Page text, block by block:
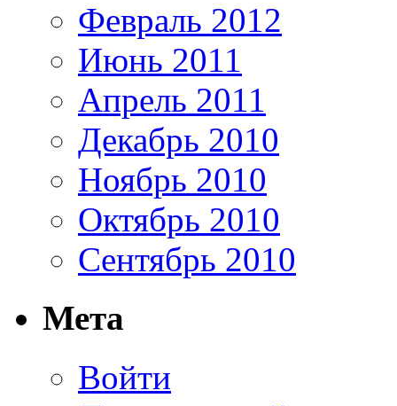
Февраль 2012
Июнь 2011
Апрель 2011
Декабрь 2010
Ноябрь 2010
Октябрь 2010
Сентябрь 2010
Мета
Войти